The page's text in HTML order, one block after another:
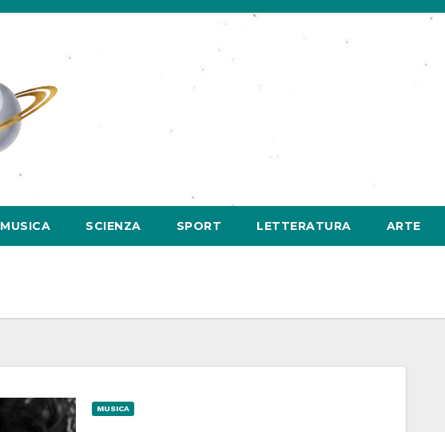
MUSICA SCIENZA SPORT LETTERATURA ARTE
MUSICA